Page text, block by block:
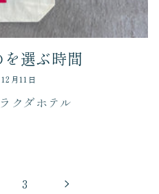
選ぶ時間
月11日
クダホテル
3